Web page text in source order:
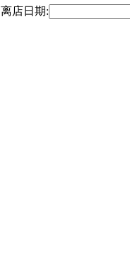
离店日期: